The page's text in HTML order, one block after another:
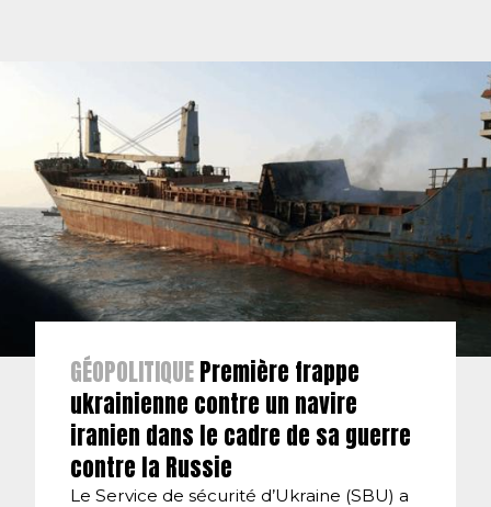
GÉOPOLITIQUEPremière frappe
ukrainienne contre un navire
iranien dans le cadre de sa guerre
contre la Russie
Le Service de sécurité d’Ukraine (SBU) a